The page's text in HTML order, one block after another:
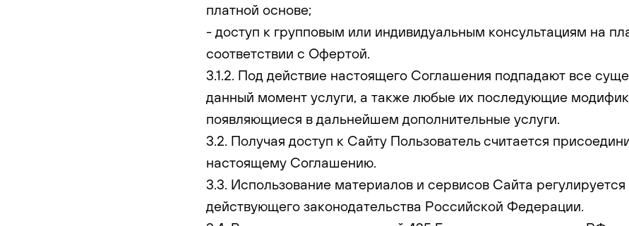
платной основе;
- доступ к групповым или индивидуальным консультациям на
соответствии с Офертой.
3.1.2. Под действие настоящего Соглашения подпадают все
данный момент услуги, а также любые их последующие
появляющиеся в дальнейшем дополнительные услуги.
3.2. Получая доступ к Сайту Пользователь считается
настоящему Соглашению.
3.3. Использование материалов и сервисов Сайта
действующего законодательства Российской Федерации.